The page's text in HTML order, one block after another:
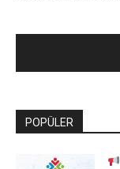
POPÜLER